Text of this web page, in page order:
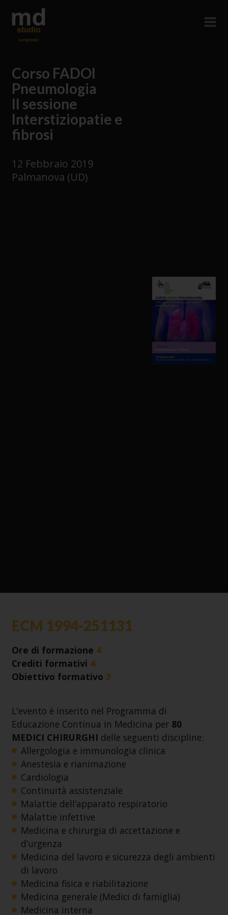
Corso FADOI
Pneumologia
II sessione
Interstiziopatie e
fibrosi
12 Febbraio 2019
Palmanova (UD)
ECM 1994-251131
Ore di formazione 4
Crediti formativi 4
Obiettivo formativo 3
L'evento è inserito nel Programma di
Educazione Continua in Medicina per 80
MEDICI CHIRURGHI delle seguenti discipline:
Allergologia e immunologia clinica
Anestesia e rianimazione
Cardiologia
Continuità assistenziale
Malattie dell’apparato respiratorio
Malattie infettive
Medicina e chirurgia di accettazione e
d’urgenza
Medicina del lavoro e sicurezza degli ambienti
di lavoro
Medicina fisica e riabilitazione
Medicina generale (Medici di famiglia)
Medicina interna